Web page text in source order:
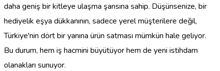
daha geniş bir kitleye ulaşma şansına sahip. Düşünsenize, bir
hediyelik eşya dükkanının, sadece yerel müşterilere değil,
Türkiye'nin dört bir yanına ürün satması mümkün hale geliyor.
Bu durum, hem iş hacmini büyütüyor hem de yeni istihdam
olanakları sunuyor.